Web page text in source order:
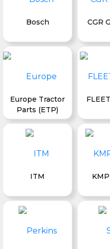
Bosch CGR
Europe Tractor
Parts (ETP)
ITM